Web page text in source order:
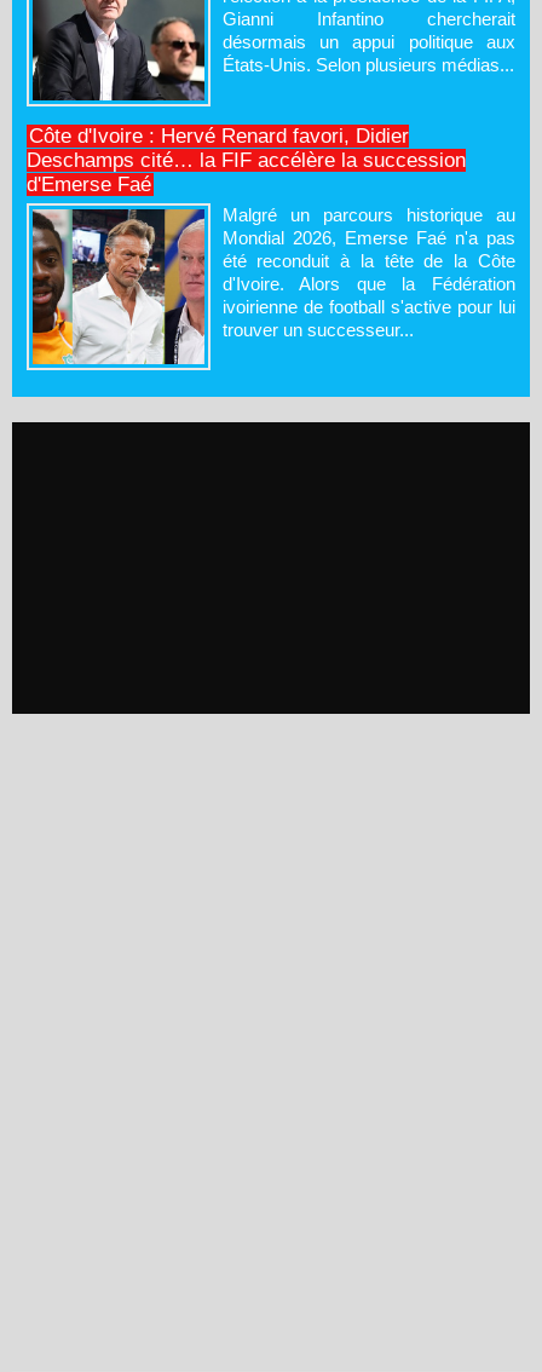
Gianni Infantino chercherait
désormais un appui politique aux
États-Unis. Selon plusieurs médias...
Côte d'Ivoire : Hervé Renard favori, Didier
Deschamps cité… la FIF accélère la succession
d'Emerse Faé
Malgré un parcours historique au
Mondial 2026, Emerse Faé n'a pas
été reconduit à la tête de la Côte
d'Ivoire. Alors que la Fédération
ivoirienne de football s'active pour lui
trouver un successeur...